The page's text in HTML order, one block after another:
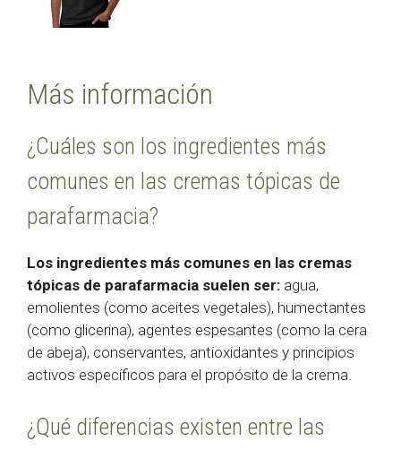
Más información
¿Cuáles son los ingredientes más
comunes en las cremas tópicas de
parafarmacia?
Los ingredientes más comunes en las cremas
tópicas de parafarmacia suelen ser: agua,
emolientes (como aceites vegetales), humectantes
(como glicerina), agentes espesantes (como la cera
de abeja), conservantes, antioxidantes y principios
activos específicos para el propósito de la crema.
¿Qué diferencias existen entre las